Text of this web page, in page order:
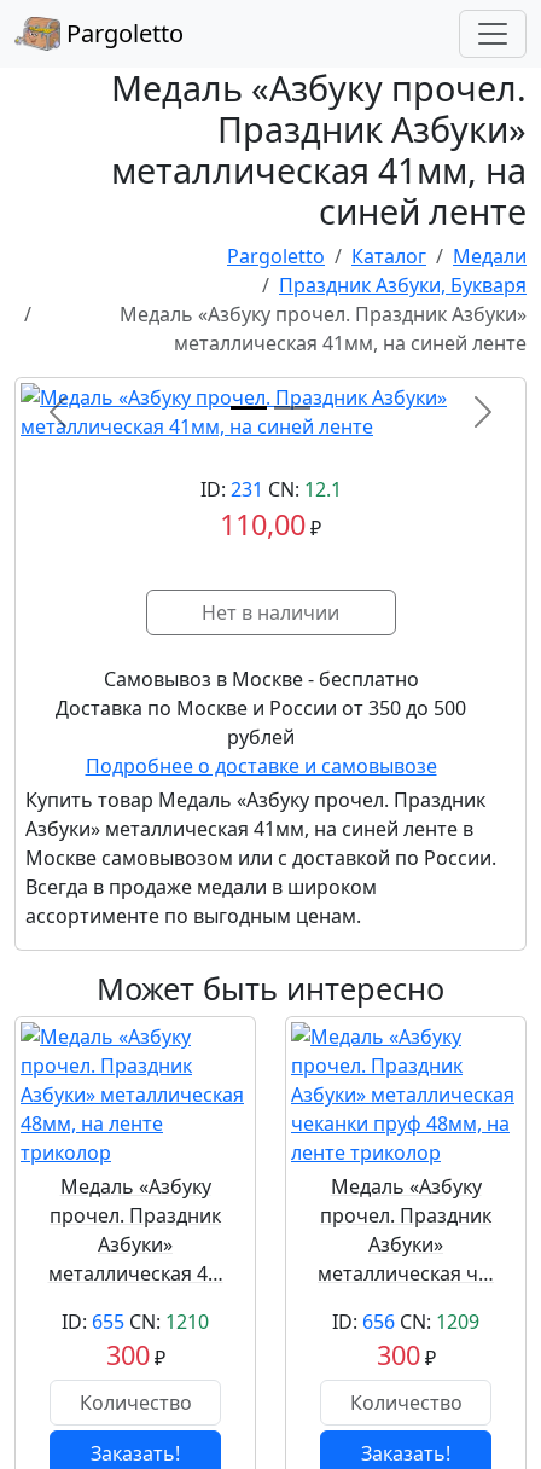
Pargoletto
Медаль «Азбуку прочел.
Праздник Азбуки»
металлическая 41мм, на
синей ленте
Pargoletto Каталог
Медали
Праздник Азбуки, Букваря
Медаль «Азбуку прочел. Праздник Азбуки»
металлическая 41мм, на синей ленте
Назад
ID: 231 CN: 12.1
110,00₽
Нет в наличии
Самовывоз в Москве - бесплатно
Доставка по Москве и России от 350 до 500
рублей
Подробнее о доставке и самовывозе
Купить товар Медаль «Азбуку прочел. Праздник
Азбуки» металлическая 41мм, на синей ленте в
Москве самовывозом или с доставкой по России.
Всегда в продаже медали в широком
ассортименте по выгодным ценам.
Может быть интересно
Медаль «Азбуку
прочел. Праздник
Азбуки»
металлическая 4…
ID: 655 CN: 1210
300₽
Заказать!
Медаль «Азбуку
прочел. Праздник
Азбуки»
металлическая ч…
ID: 656 CN: 1209
300₽
Заказать!